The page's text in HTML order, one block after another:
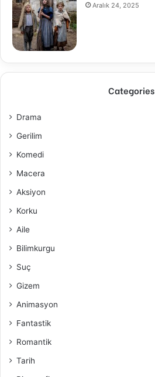
Aralık 24, 2025
Categories
Drama
Gerilim
Komedi
Macera
Aksiyon
Korku
Aile
Bilimkurgu
Suç
Gizem
Animasyon
Fantastik
Romantik
Tarih